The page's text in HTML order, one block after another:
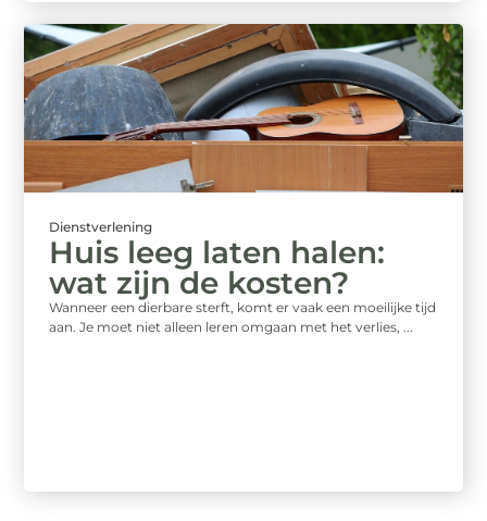
Dienstverlening
Huis leeg laten halen:
wat zijn de kosten?
Wanneer een dierbare sterft, komt er vaak een moeilijke tijd
aan. Je moet niet alleen leren omgaan met het verlies, ...